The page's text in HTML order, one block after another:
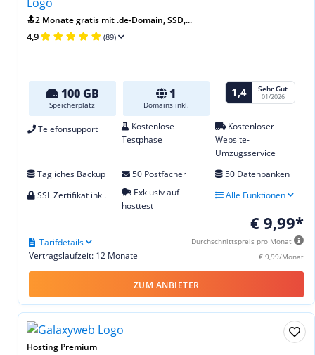
🔝2 Monate gratis mit .de-Domain, SSD,...
4,9 (89)
100 GB
Speicherplatz
1
Domains inkl.
1,4 Sehr Gut
01/2026
Telefonsupport
Kostenlose
Testphase
Kostenloser
Website-
Umzugsservice
Tägliches Backup
50 Postfächer
50 Datenbanken
SSL Zertifikat inkl.
Exklusiv auf
hosttest
Alle Funktionen
€ 9,99*
Durchschnittspreis pro Monat
€ 9,99/Monat
Vertragslaufzeit: 12 Monate
Tarifdetails
ZUM ANBIETER
Hosting Premium